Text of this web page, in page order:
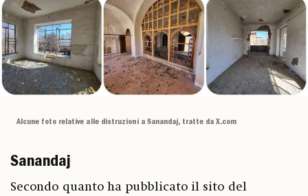
Alcune foto relative alle distruzioni a Sanandaj, tratte da X.com
Sanandaj
Secondo quanto ha pubblicato il sito del